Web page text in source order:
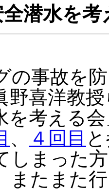
潜水を考
の事故を
野喜洋教
を考える
、 ４回目
しまった
またまた